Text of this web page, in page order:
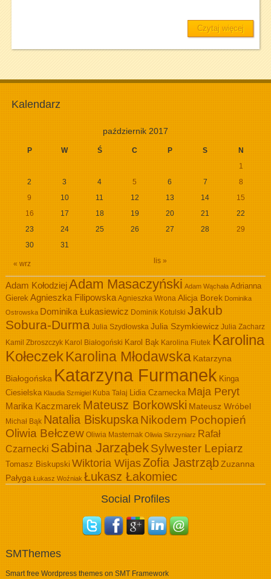
Czytaj więcej
Kalendarz
październik 2017
P W Ś C P S N
« wrz lis »
1
2
3 4 5 6 7
8
9
10 11 12 13 14
15
16
17 18 19 20 21
22
23
24 25 26 27 28
29
30
31
Adam KołodziejAdam Masaczyński Adam Wąchała Adrianna
Gierek Agnieszka Filipowska Agnieszka Wrona Alicja Borek Dominika
Ostrowska Dominika Łukasiewicz Dominik Kotulski Jakub
Sobura-Durma Julia Szydłowska Julia Szymkiewicz Julia Zacharz
Kamil Zbroszczyk Karol Białogoński Karol Bąk Karolina Fiutek Karolina
KołeczekKarolina Młodawska Katarzyna
Białogońska Katarzyna Furmanek Kinga
Ciesielska Klaudia Szmigiel Kuba Tałaj Lidia Czarnecka Maja Peryt
Marika Kaczmarek Mateusz Borkowski Mateusz Wróbel
Michał Bąk Natalia Biskupska Nikodem Pochopień
Oliwia Bełczew Oliwia Masternak Oliwia Skrzyniarz Rafał
Czarnecki Sabina JarząbekSylwester Lepiarz
Tomasz Biskupski Wiktoria WijasZofia JastrząbZuzanna
Pałyga Łukasz Woźniak Łukasz Łakomiec
Social Profiles
SMThemes
Smart free Wordpress themes on SMT Framework